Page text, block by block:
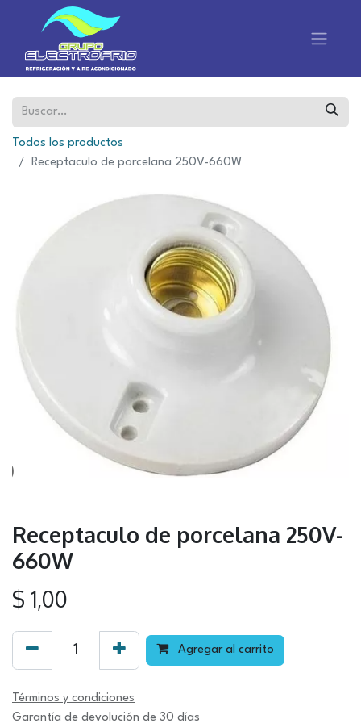
Todos los productos
Receptaculo de porcelana 250V-660W
Receptaculo de porcelana 250V-
660W
$ 1,00
Agregar al carrito
Términos y condiciones
Garantía de devolución de 30 días